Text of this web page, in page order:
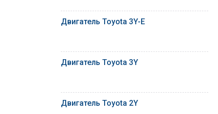
Двигатель Toyota 3Y-E
Двигатель Toyota 3Y
Двигатель Toyota 2Y